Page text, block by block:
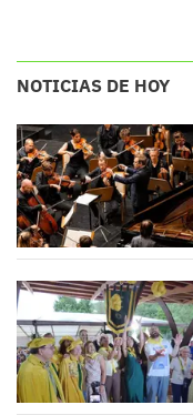
NOTICIAS DE HOY